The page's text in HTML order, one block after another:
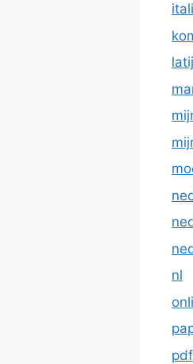
nl
pdf